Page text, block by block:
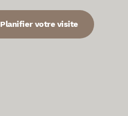
Planifier votre visite